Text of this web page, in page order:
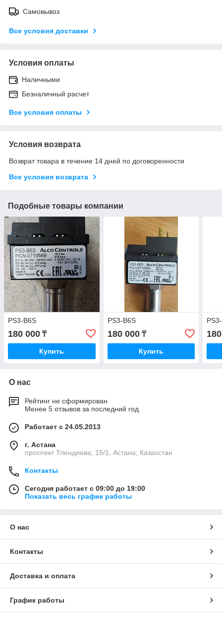
Самовывоз
Все условия доставки
Условия оплаты
Наличными
Безналичный расчет
Все условия оплаты
Условия возврата
Возврат товара в течение 14 дней по договоренности
Все условия возврата
Подобные товары компании
PS3-B6S
180 000 ₸
Купить
PS3-B6S
180 000₸
Купить
О нас
Рейтинг не сформирован
Менее 5 отзывов за последний год
Работает с 24.05.2013
г. Астана
проспект Тлендиева, 15/1, Астана, Казахстан
Контакты
Сегодня работает с 09:00 до 19:00
Показать весь график работы
О нас
Контакты
Доставка и оплата
График работы